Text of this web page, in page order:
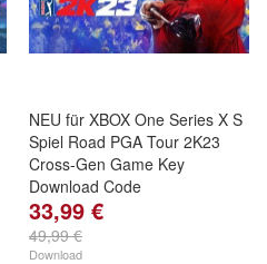
NEU für XBOX One Series X S
Spiel Road PGA Tour 2K23
Cross-Gen Game Key
Download Code
33,99 €
49,99 €
Download